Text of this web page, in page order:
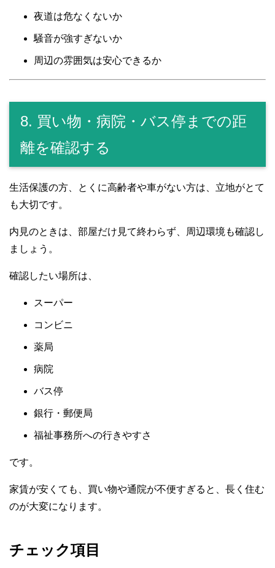
夜道は危なくないか
騒音が強すぎないか
周辺の雰囲気は安心できるか
8. 買い物・病院・バス停までの距
離を確認する
生活保護の方、とくに高齢者や車がない方は、立地がとて
も大切です。
内見のときは、部屋だけ見て終わらず、周辺環境も確認し
ましょう。
確認したい場所は、
スーパー
コンビニ
薬局
病院
バス停
銀行・郵便局
福祉事務所への行きやすさ
です。
家賃が安くても、買い物や通院が不便すぎると、長く住む
のが大変になります。
チェック項目